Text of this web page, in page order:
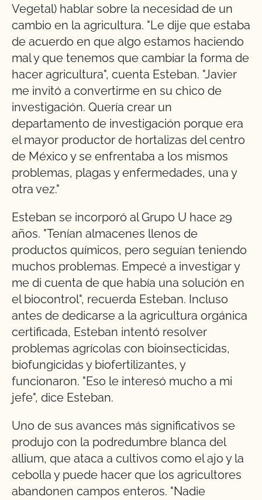
Vegetal) hablar sobre la necesidad de un
cambio en la agricultura. "Le dije que estaba
de acuerdo en que algo estamos haciendo
mal y que tenemos que cambiar la forma de
hacer agricultura", cuenta Esteban. "Javier
me invitó a convertirme en su chico de
investigación. Quería crear un
departamento de investigación porque era
el mayor productor de hortalizas del centro
de México y se enfrentaba a los mismos
problemas, plagas y enfermedades, una y
otra vez."
Esteban se incorporó al Grupo U hace 29
años. "Tenían almacenes llenos de
productos químicos, pero seguían teniendo
muchos problemas. Empecé a investigar y
me di cuenta de que había una solución en
el biocontrol", recuerda Esteban. Incluso
antes de dedicarse a la agricultura orgánica
certificada, Esteban intentó resolver
problemas agrícolas con bioinsecticidas,
biofungicidas y biofertilizantes, y
funcionaron. "Eso le interesó mucho a mi
jefe", dice Esteban.
Uno de sus avances más significativos se
produjo con la podredumbre blanca del
allium, que ataca a cultivos como el ajo y la
cebolla y puede hacer que los agricultores
abandonen campos enteros. "Nadie